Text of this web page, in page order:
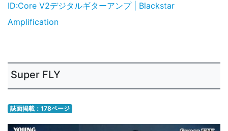
ID:Core V2デジタルギターアンプ | Blackstar
Amplification
Super FLY
誌面掲載：178ページ